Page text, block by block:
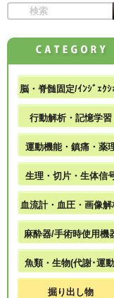
脳・脊髄固定/ｲﾝｼﾞｪｸｼ
行動解析・記憶学習
運動機能・鎮痛・薬
生理・切片・生体信
血流計・血圧・画像解
麻酔器/手術時使用機
魚類・生物(代謝･運
掘り出し物